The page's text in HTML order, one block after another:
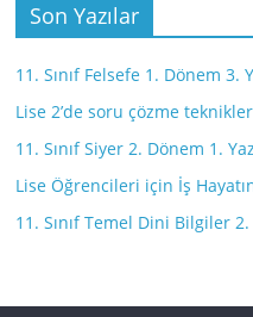
Son Yazılar
11. Sınıf Felsefe 1. Dönem 3.
Lise 2’de soru çözme
11. Sınıf Siyer 2. Dönem 1.
Lise Öğrencileri için İş
11. Sınıf Temel Dini Bilgiler 2.